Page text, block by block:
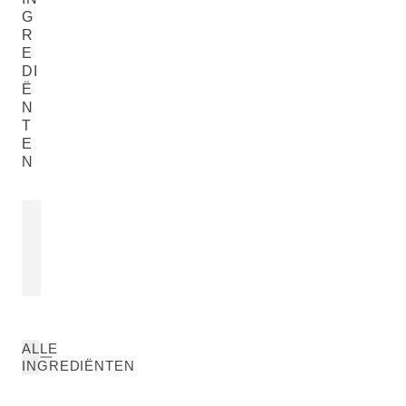
G
R
E
DI
Ë
N
T
E
N
ALLE
INGREDIËNTEN